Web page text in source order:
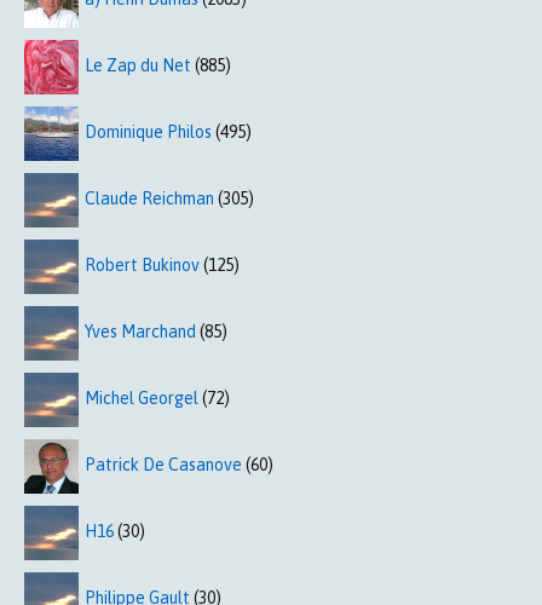
Le Zap du Net (885)
Dominique Philos (495)
Claude Reichman (305)
Robert Bukinov(125)
Yves Marchand (85)
Michel Georgel (72)
Patrick De Casanove (60)
H16(30)
Philippe Gault (30)